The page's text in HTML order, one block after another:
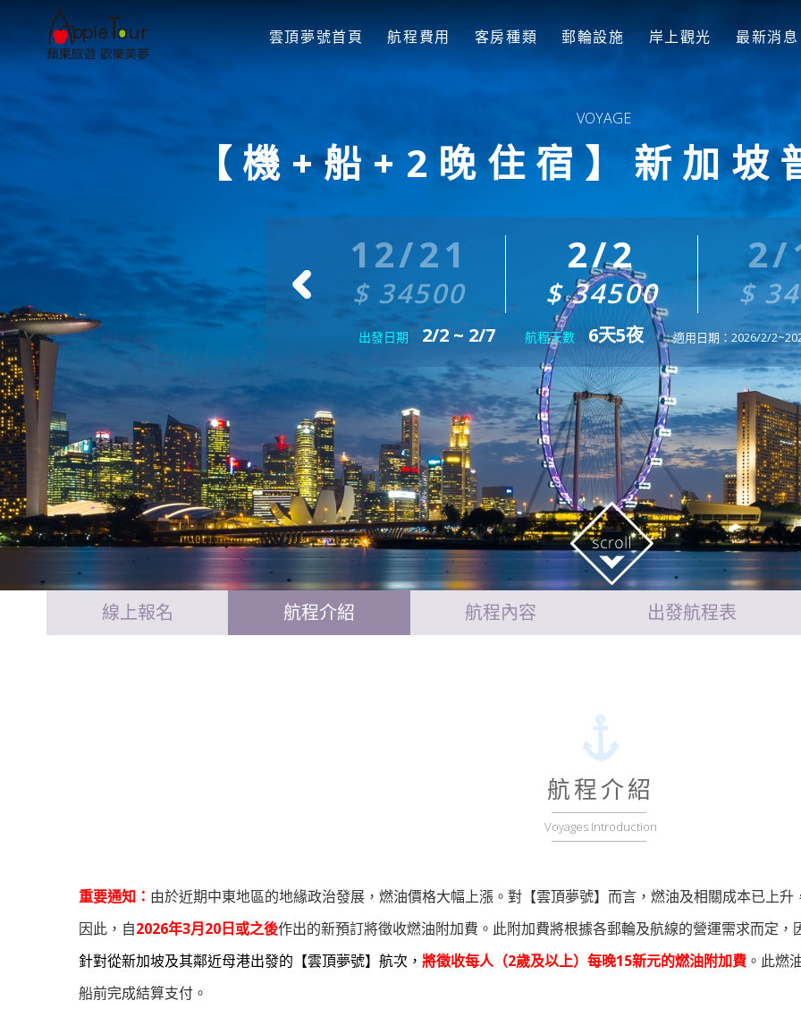
雲頂夢號首頁 航程費用 客房種類 郵輪設施 岸上觀光 最新消息
【機+船+2晚住宿】新加
30 12/7
$ 34500
12/21
$ 34500
2/2
$ 34500
2/
$
出發日期 2/2 ~ 2/7 航程天數 6天5夜 適用日期：2026/2/
線上報名 航程介紹 航程內容 出發航程表
航程介紹
Voyages Introduction
重要通知： 由於近期中東地區的地緣政治發展，燃油價格大幅上漲。對【雲頂夢號】而言，燃油及相關成本已上升
因此，自2026年3月20日或之後作出的新預訂將徵收燃油附加費。此附加費將根據各郵輪及航線的營運需求而定
針對從新加坡及其鄰近母港出發的【雲頂夢號】航次， 將徵收每人（2歲及以上）每晚15新元的燃油附加費。此燃
船前完成結算支付。